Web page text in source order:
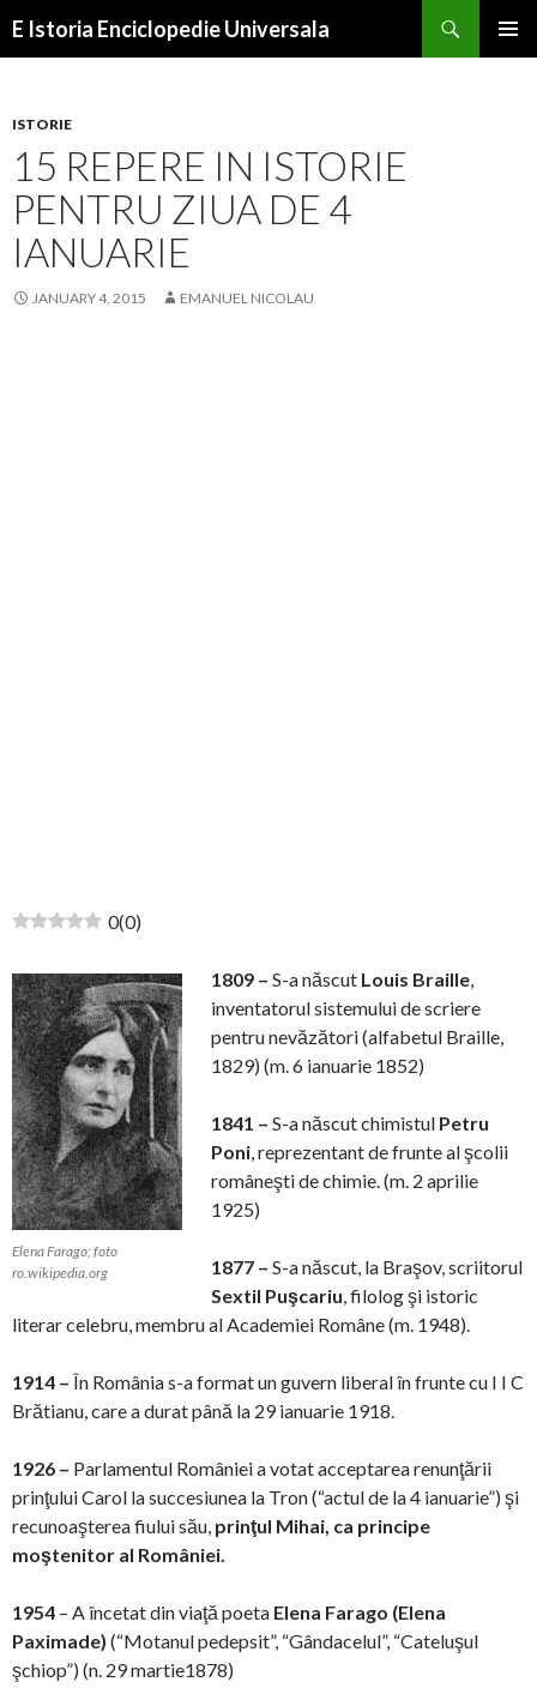
E Istoria Enciclopedie Universala
ISTORIE
15 REPERE IN ISTORIE
PENTRU ZIUA DE 4
IANUARIE
JANUARY 4, 2015 EMANUEL NICOLAU
0(0)
Elena Farago; foto
ro.wikipedia.org
1809 – S-a născut Louis Braille,
inventatorul sistemului de scriere
pentru nevăzători (alfabetul Braille,
1829) (m. 6 ianuarie 1852)
1841 – S-a născut chimistul Petru
Poni, reprezentant de frunte al şcolii
româneşti de chimie. (m. 2 aprilie
1925)
1877 – S-a născut, la Braşov, scriitorul
Sextil Puşcariu, filolog şi istoric
literar celebru, membru al Academiei Române (m. 1948).
1914 – În România s-a format un guvern liberal în frunte cu I I C
Brătianu, care a durat până la 29 ianuarie 1918.
1926 – Parlamentul României a votat acceptarea renunţării
prinţului Carol la succesiunea la Tron (“actul de la 4 ianuarie”) şi
recunoaşterea fiului său, prinţul Mihai, ca principe
moştenitor al României.
1954 – A încetat din viaţă poeta Elena Farago (Elena
Paximade) (“Motanul pedepsit”, “Gândacelul”, “Cateluşul
şchiop”) (n. 29 martie1878)